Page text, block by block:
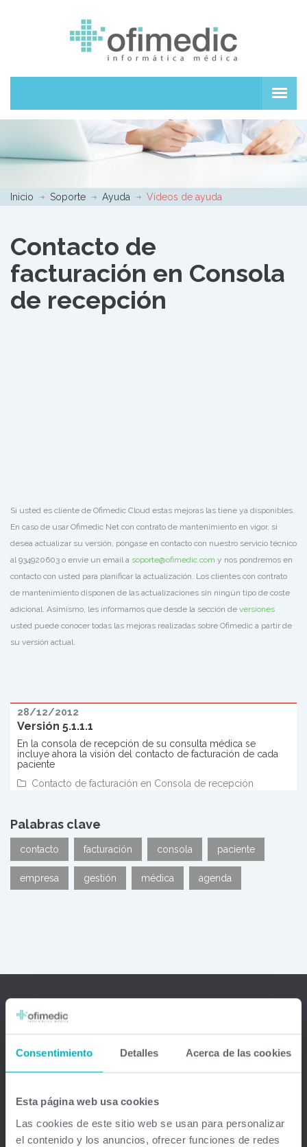
Consentimiento Detalles Acerca de las cookies
Esta página web usa cookies
Las cookies de este sitio web se usan para personalizar
el contenido y los anuncios, ofrecer funciones de redes
Inicio Soporte Ayuda Vídeos de ayuda
Contacto de
facturación en Consola
de recepción
Si usted es cliente de Ofimedic Cloud estas mejoras las tiene ya disponibles.
En caso de usar Ofimedic Net con contrato de mantenimiento en vigor, si
desea actualizar su versión, póngase en contacto con nuestro servicio técnico
al 934920603 o envíe un email a soporte@ofimedic.com y nos pondremos en
contacto con usted para planificar la actualización. Los clientes con contrato
de mantenimiento disponen de las actualizaciones sin ningún tipo de coste
adicional. Asimismo, les informamos que desde la sección de versiones
usted puede conocer todas las mejoras realizadas sobre Ofimedic a partir de
su versión actual.
28/12/2012
Versión 5.1.1.1
En la consola de recepción de su consulta médica se
incluye ahora la visión del contacto de facturación de cada
paciente
Contacto de facturación en Consola de recepción
Palabras clave
contacto facturación consola paciente
empresa gestión médica agenda
Ofimedic Software Médico
Barcelona - Madrid - Sevilla - Guipuzkoa - Vizcaya - Valencia -
Baleares - Gran Canaria - México - Chile - Venezuela
info@ofimedic.com
Empresa